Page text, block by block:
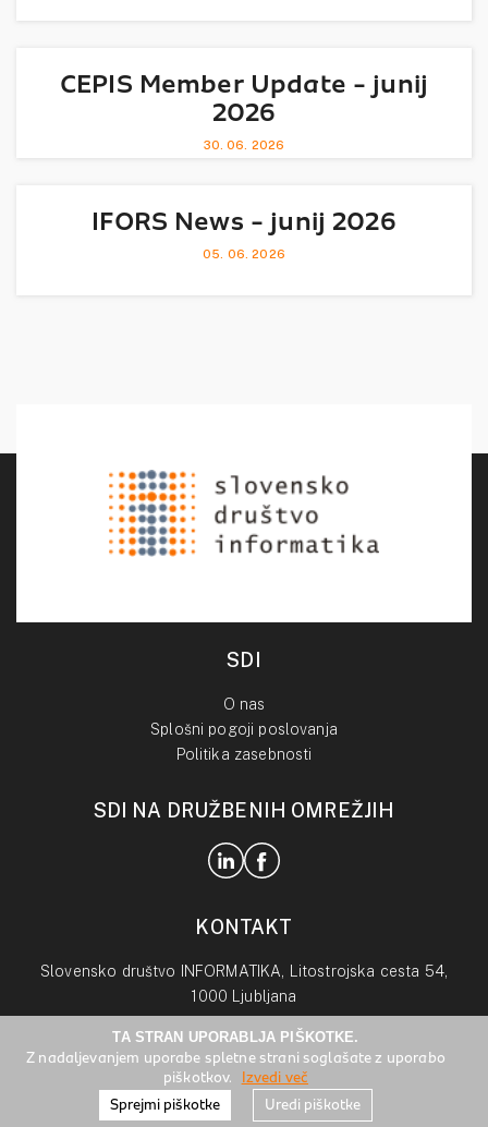
CEPIS Member Update - junij
2026
30. 06. 2026
IFORS News - junij 2026
05. 06. 2026
SDI
O nas
Splošni pogoji poslovanja
Politika zasebnosti
SDI NA DRUŽBENIH OMREŽJIH
KONTAKT
Slovensko društvo INFORMATIKA, Litostrojska cesta 54,
1000 Ljubljana
info@drustvo-informatika.si
TA STRAN UPORABLJA PIŠKOTKE.
Z nadaljevanjem uporabe spletne strani soglašate z uporabo
piškotkov.
Izvedi več
Sprejmi piškotke
Uredi piškotke